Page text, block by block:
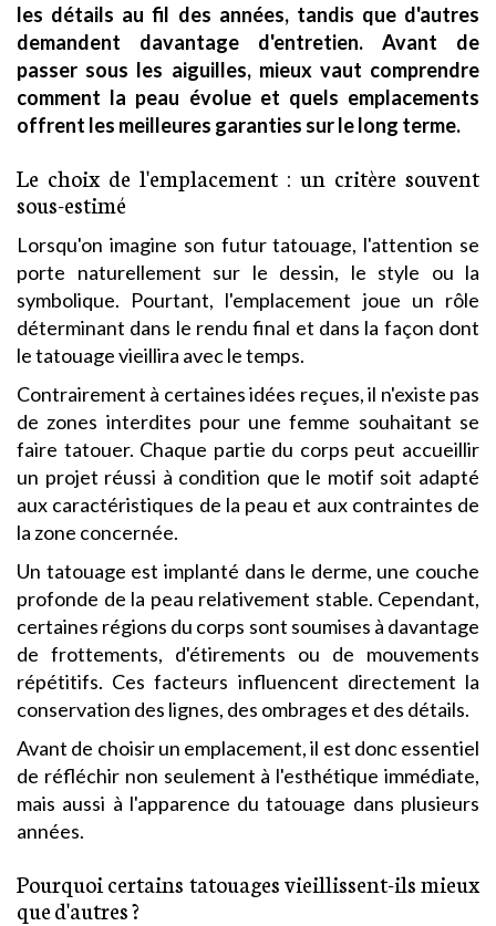
les détails au fil des années, tandis que d'autres
demandent davantage d'entretien. Avant de
passer sous les aiguilles, mieux vaut comprendre
comment la peau évolue et quels emplacements
offrent les meilleures garanties sur le long terme.
Le choix de l'emplacement : un critère souvent
sous-estimé
Lorsqu'on imagine son futur tatouage, l'attention se
porte naturellement sur le dessin, le style ou la
symbolique. Pourtant, l'emplacement joue un rôle
déterminant dans le rendu final et dans la façon dont
le tatouage vieillira avec le temps.
Contrairement à certaines idées reçues, il n'existe pas
de zones interdites pour une femme souhaitant se
faire tatouer. Chaque partie du corps peut accueillir
un projet réussi à condition que le motif soit adapté
aux caractéristiques de la peau et aux contraintes de
la zone concernée.
Un tatouage est implanté dans le derme, une couche
profonde de la peau relativement stable. Cependant,
certaines régions du corps sont soumises à davantage
de frottements, d'étirements ou de mouvements
répétitifs. Ces facteurs influencent directement la
conservation des lignes, des ombrages et des détails.
Avant de choisir un emplacement, il est donc essentiel
de réfléchir non seulement à l'esthétique immédiate,
mais aussi à l'apparence du tatouage dans plusieurs
années.
Pourquoi certains tatouages vieillissent-ils mieux
que d'autres ?